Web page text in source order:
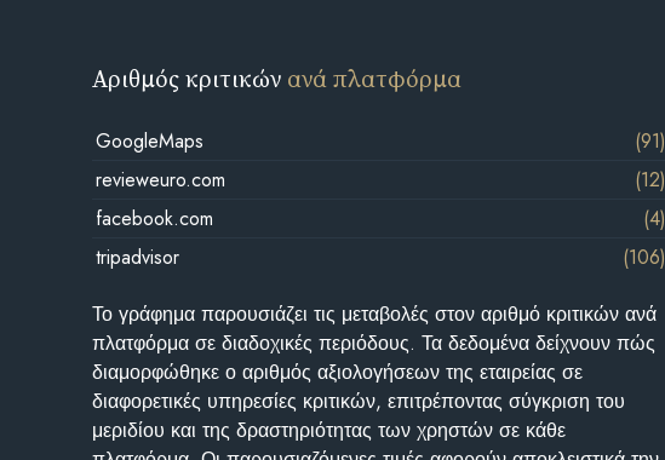
Αριθμός κριτικών ανά πλατφόρμα
GoogleMaps
(91)
revieweuro.com
(12)
facebook.com
(4)
tripadvisor
(106)
Το γράφημα παρουσιάζει τις μεταβολές στον αριθμό κριτικών ανά
πλατφόρμα σε διαδοχικές περιόδους. Τα δεδομένα δείχνουν πώς
διαμορφώθηκε ο αριθμός αξιολογήσεων της εταιρείας σε
διαφορετικές υπηρεσίες κριτικών, επιτρέποντας σύγκριση του
μεριδίου και της δραστηριότητας των χρηστών σε κάθε